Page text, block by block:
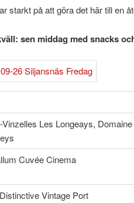
starkt på att göra det här till en
sen middag med snacks
Vinzelles Les Longeays,
Cuvée Cinema
Vintage Port